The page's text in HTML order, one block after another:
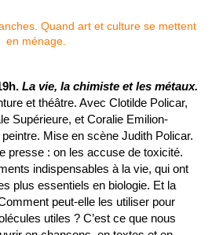
La vie, la chimiste et les métaux.
et théâtre. Avec Clotilde Policar,
Supérieure, et Coralie Emilion-
Mise en scène Judith Policar.
presse : on les accuse de toxicité.
indispensables à la vie, qui ont
plus essentiels en biologie. Et la
peut-elle les utiliser pour
utiles ? C’est ce que nous